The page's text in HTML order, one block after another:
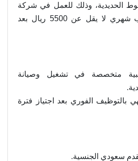
الحديدية، وذلك للعمل في شركة
يابي مركزي، وبراتب شهري لا يقل عن 5500 ريال بعد
متخصصة في تشغيل وصيانة
بالتوظيف الفوري بعد اجتياز فترة
سعودي الجنسية.